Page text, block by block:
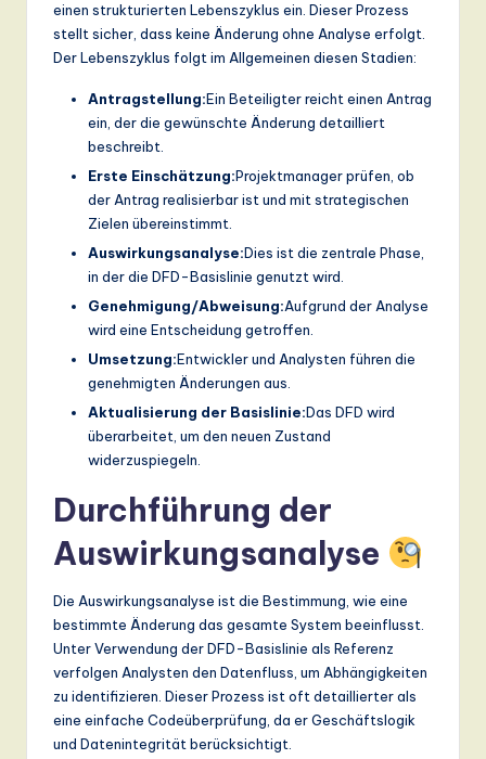
einen strukturierten Lebenszyklus ein. Dieser Prozess
stellt sicher, dass keine Änderung ohne Analyse erfolgt.
Der Lebenszyklus folgt im Allgemeinen diesen Stadien:
Antragstellung:Ein Beteiligter reicht einen Antrag
ein, der die gewünschte Änderung detailliert
beschreibt.
Erste Einschätzung:Projektmanager prüfen, ob
der Antrag realisierbar ist und mit strategischen
Zielen übereinstimmt.
Auswirkungsanalyse:Dies ist die zentrale Phase,
in der die DFD-Basislinie genutzt wird.
Genehmigung/Abweisung:Aufgrund der Analyse
wird eine Entscheidung getroffen.
Umsetzung:Entwickler und Analysten führen die
genehmigten Änderungen aus.
Aktualisierung der Basislinie:Das DFD wird
überarbeitet, um den neuen Zustand
widerzuspiegeln.
Durchführung der
Auswirkungsanalyse
Die Auswirkungsanalyse ist die Bestimmung, wie eine
bestimmte Änderung das gesamte System beeinflusst.
Unter Verwendung der DFD-Basislinie als Referenz
verfolgen Analysten den Datenfluss, um Abhängigkeiten
zu identifizieren. Dieser Prozess ist oft detaillierter als
eine einfache Codeüberprüfung, da er Geschäftslogik
und Datenintegrität berücksichtigt.